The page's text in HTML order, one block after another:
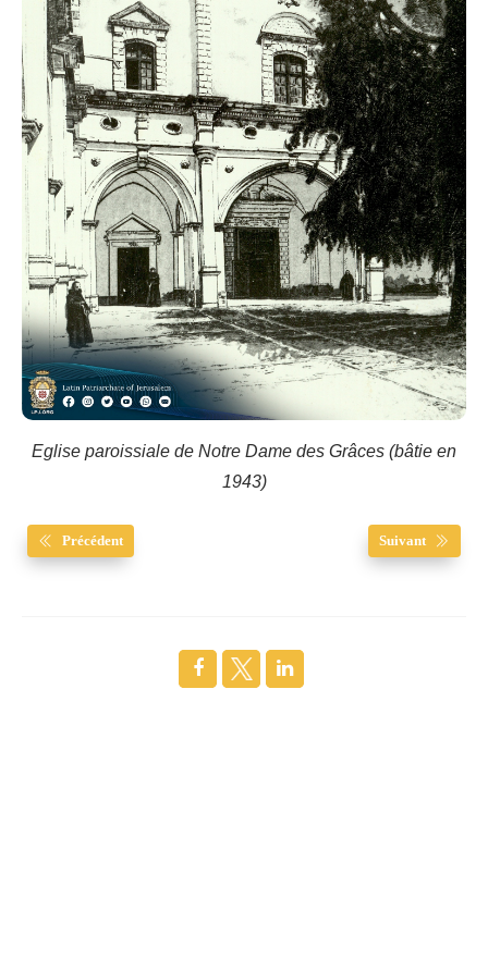
Eglise paroissiale de Notre Dame des Grâces (bâtie en
1943)
Précédent Suivant